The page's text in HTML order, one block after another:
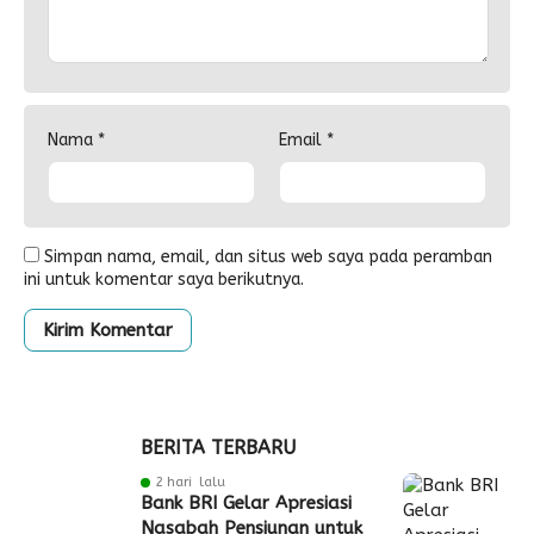
Nama * Email *
Simpan nama, email, dan situs web saya pada peramban
ini untuk komentar saya berikutnya.
BERITA TERBARU
2 hari lalu
Bank BRI Gelar Apresiasi
Nasabah Pensiunan untuk